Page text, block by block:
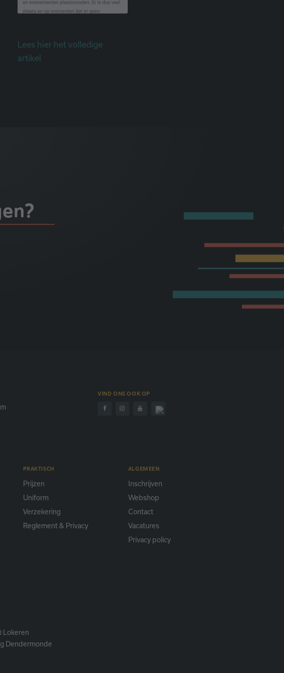
Lees hier het volledige
artikel
VIND ONS OOK OP
PRAKTISCH
Prijzen
Uniform
Verzekering
Reglement & Privacy
ALGEMEEN
Inschrijven
Webshop
Contact
Vacatures
Privacy policy
Lokeren
Dendermonde